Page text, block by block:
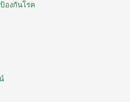
องกันโรค